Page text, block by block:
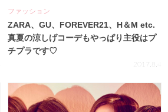
ファッション
ZARA、GU、FOREVER21、H＆M etc.
真夏の涼しげコーデもやっぱり主役はプ
チプラです♡
2017.8.4